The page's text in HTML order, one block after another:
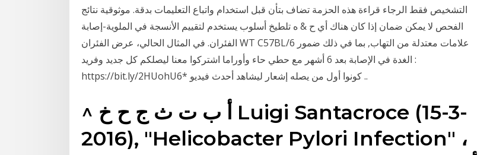
التشخيص فقط الرجاء قراءة هذه الحزمة تضاف بتأن قبل استخدام واتباع التعليمات بدقة. موثوقية نتائج
الفحص لا يمكن ضمان إذا كان هناك أي ح & ه تلطيخ أسلوب يستخدم لتقييم الأنسجة في الملوية-إصابة
الفئران. في المثال الحالي، عرض الفئران WT C57BL/6 علامات معتدلة من التهاب, بما في ذلك ضمور
الغدة في الإصابة بعد 6 أشهر مع حطي حاء وأوراما اشتركوا معنا ليصلكم كل جديد وفريد :
https://bit.ly/2HUohU6* كونوا أول من يصله إشعار ليشاهد أحدث فيديو ..
^ أ ب ت ث ج ح خ Luigi Santacroce (15-3-
2016), "Helicobacter Pylori Infection" ،